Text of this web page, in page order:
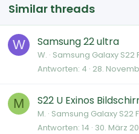
Similar threads
W Samsung 22 ultra
W. Samsung Galaxy S22
Antworten 4 28.
M S22 U Exinos
M. Samsung Galaxy S22
Antworten 14 30. März